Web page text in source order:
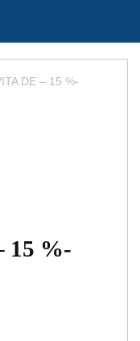
DE – 15 %-
15 %-